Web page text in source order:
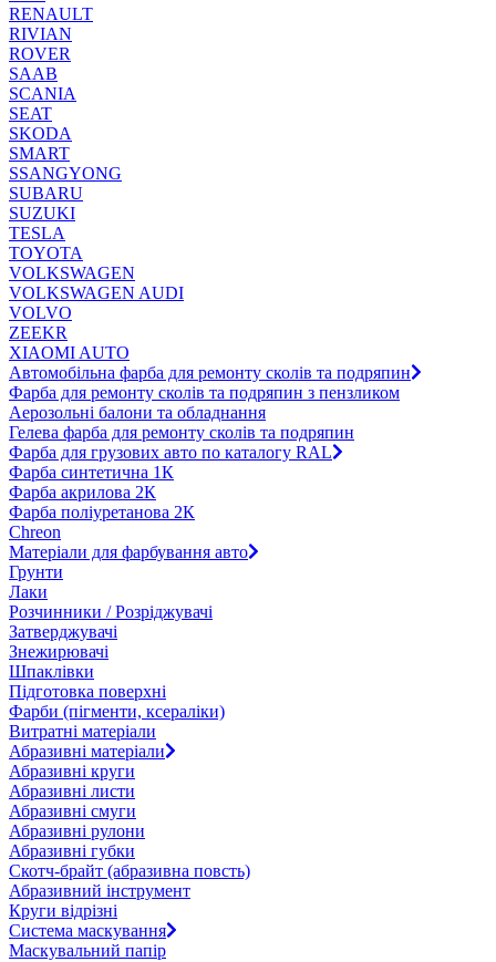
RENAULT
RIVIAN
ROVER
SAAB
SCANIA
SEAT
SKODA
SMART
SSANGYONG
SUBARU
SUZUKI
TESLA
TOYOTA
VOLKSWAGEN
VOLKSWAGEN AUDI
VOLVO
ZEEKR
XIAOMI AUTO
Автомобільна фарба для ремонту сколів та подряпин
Фарба для ремонту сколів та подряпин з пензликом
Аерозольні балони та обладнання
Гелева фарба для ремонту сколів та подряпин
Фарба для грузових авто по каталогу RAL
Фарба синтетична 1К
Фарба акрилова 2К
Фарба поліуретанова 2К
Chreon
Матеріали для фарбування авто
Грунти
Лаки
Розчинники / Розріджувачі
Затверджувачі
Знежирювачі
Шпаклівки
Підготовка поверхні
Фарби (пігменти, ксераліки)
Витратні матеріали
Абразивні матеріали
Абразивні круги
Абразивні листи
Абразивні смуги
Абразивні рулони
Абразивні губки
Скотч-брайт (абразивна повсть)
Абразивний інструмент
Круги відрізні
Система маскування
Маскувальний папір